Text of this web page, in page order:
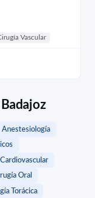
Vascular
Anestesiología
Oral
Torácica